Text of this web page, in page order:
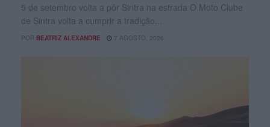
5 de setembro volta a pôr Sintra na estrada O Moto Clube
de Sintra volta a cumprir a tradição...
POR BEATRIZ ALEXANDRE 7 AGOSTO, 2026